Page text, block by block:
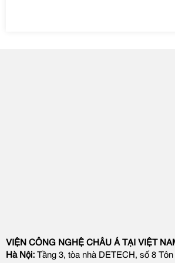
VIỆN CÔNG NGHỆ CHÂU Á TẠI VIỆT
Hà Nội: Tầng 3, tòa nhà DETECH, số 8